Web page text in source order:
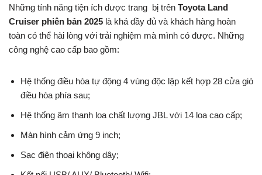
Những tính năng tiện ích được trang bị trên Toyota Land
Cruiser phiên bản 2025 là khá đầy đủ và khách hàng hoàn
toàn có thể hài lòng với trải nghiệm mà mình có được. Những
công nghệ cao cấp bao gồm:
Hệ thống điều hòa tự động 4 vùng độc lập kết hợp 28 cửa gió
điều hòa phía sau;
Hệ thống âm thanh loa chất lượng JBL với 14 loa cao cấp;
Màn hình cảm ứng 9 inch;
Sạc điện thoại không dây;